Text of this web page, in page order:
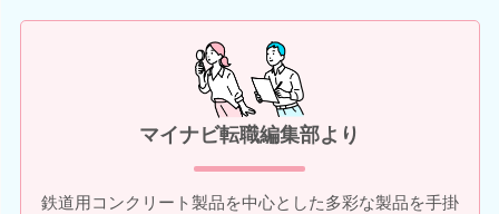
マイナビ転職編集部より
鉄道用コンクリート製品を中心とした多彩な製品を手掛